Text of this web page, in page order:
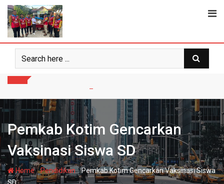
Skip
content
Pemkab Kotim Gencarkan
Vaksinasi Siswa SD
Home-Pendidikan-Pemkab Kotim Gencarkan Vaksinasi Siswa